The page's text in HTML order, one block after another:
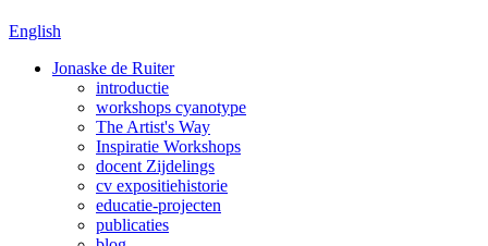
English
Jonaske de Ruiter
introductie
workshops cyanotype
The Artist's Way
Inspiratie Workshops
docent Zijdelings
cv expositiehistorie
educatie-projecten
publicaties